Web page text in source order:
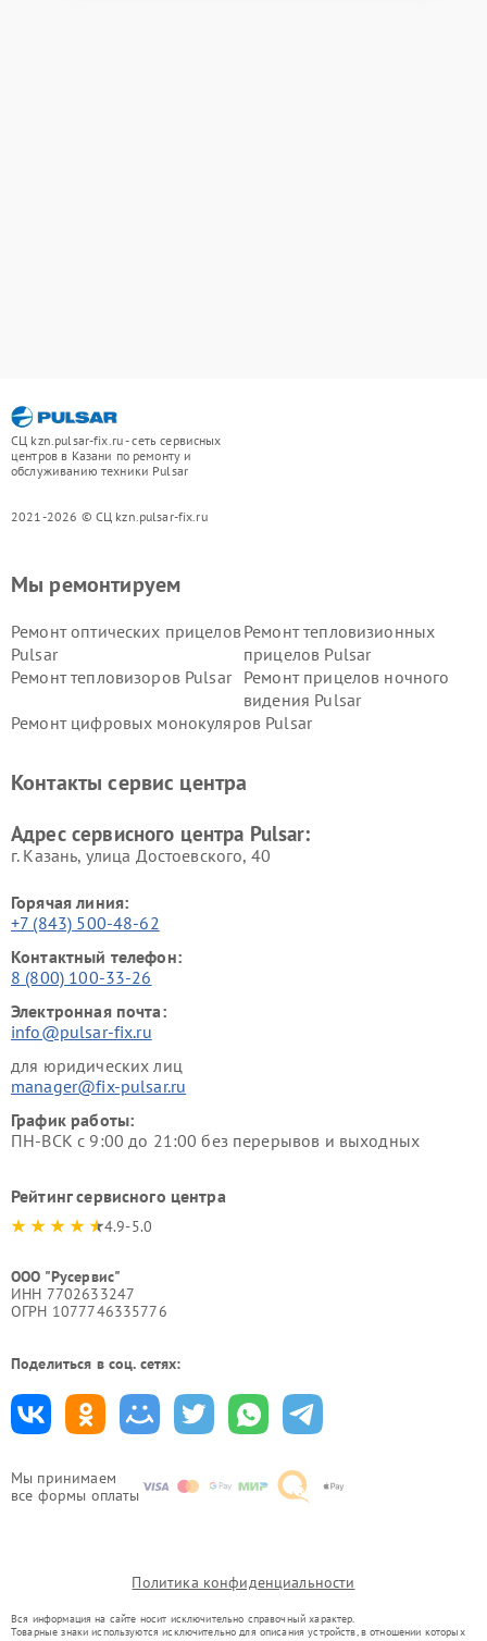
СЦ kzn.pulsar-fix.ru - сеть сервисных
центров в Казани по ремонту и
обслуживанию техники Pulsar
2021-2026 © СЦ kzn.pulsar-fix.ru
Мы принимаем
все формы оплаты
Мы ремонтируем
Ремонт оптических прицелов
Pulsar
Ремонт тепловизионных
прицелов Pulsar
Ремонт тепловизоров Pulsar
Ремонт прицелов ночного
видения Pulsar
Ремонт цифровых монокуляров Pulsar
Контакты сервис центра
Адрес сервисного центра Pulsar:
г. Казань, улица Достоевского, 40
Горячая линия:
+7 (843) 500-48-62
Контактный телефон:
8 (800) 100-33-26
Электронная почта:
info@pulsar-fix.ru
для юридических лиц
manager@fix-pulsar.ru
График работы:
ПН-ВСК с 9:00 до 21:00 без перерывов и выходных
Рейтинг сервисного центра
4.9-5.0
ООО "Русервис"
ИНН 7702633247
ОГРН 1077746335776
Поделиться в соц. сетях:
Политика конфиденциальности
Вся информация на сайте носит исключительно справочный характер.
Товарные знаки используются исключительно для описания устройств, в отношении которых